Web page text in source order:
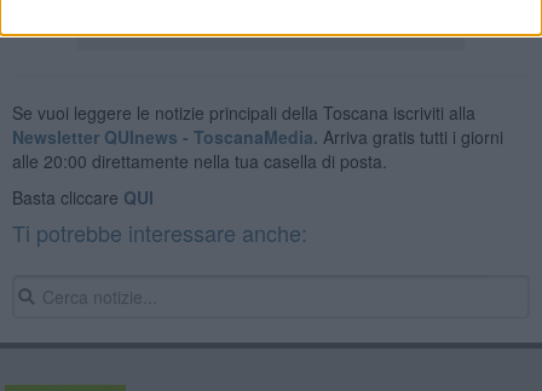
Se vuoi leggere le notizie principali della Toscana iscriviti alla
Newsletter QUInews - ToscanaMedia. Arriva gratis tutti i giorni
alle 20:00 direttamente nella tua casella di posta.
Basta cliccare QUI
Ti potrebbe interessare anche: